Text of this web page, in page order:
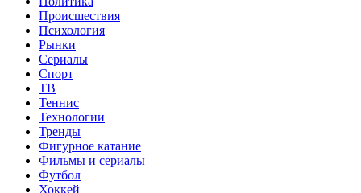
Происшествия
Психология
Рынки
Сериалы
Спорт
ТВ
Теннис
Технологии
Тренды
Фигурное катание
Фильмы и сериалы
Футбол
Хоккей